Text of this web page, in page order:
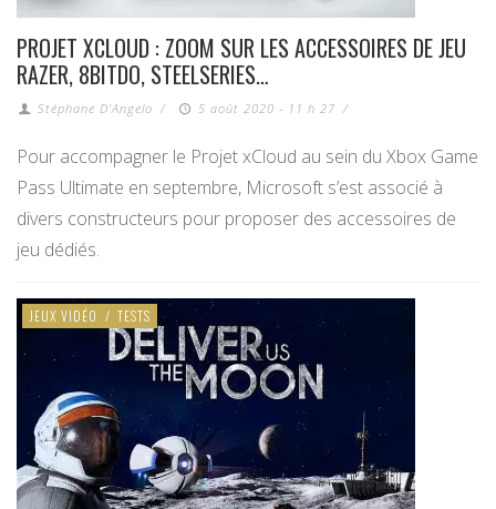
PROJET XCLOUD : ZOOM SUR LES ACCESSOIRES DE JEU
RAZER, 8BITDO, STEELSERIES…
Stéphane D'Angelo / 5 août 2020 - 11 h 27 /
Pour accompagner le Projet xCloud au sein du Xbox Game
Pass Ultimate en septembre, Microsoft s’est associé à
divers constructeurs pour proposer des accessoires de
jeu dédiés.
JEUX VIDÉO / TESTS